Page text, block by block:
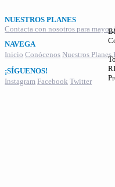
NUESTROS PLANES
Contacta con nosotros para
NAVEGA
Inicio Conócenos Nuestros Planes
¡SÍGUENOS!
Instagram Facebook Twitter